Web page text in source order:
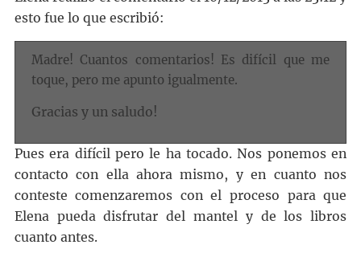
esto fue lo que escribió:
Madre! Cuantos comentarios! Es difícil que me
toque, pero me apunto igualmente.
Gracias y un saludo!
Pues era difícil pero le ha tocado. Nos ponemos en
contacto con ella ahora mismo, y en cuanto nos
conteste comenzaremos con el proceso para que
Elena pueda disfrutar del mantel y de los libros
cuanto antes.